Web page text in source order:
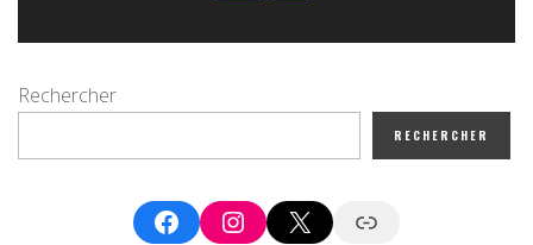
Rechercher
RECHERCHER
FacebookInstagram
X Google News